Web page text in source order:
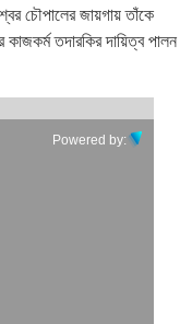
চৌপালের জায়গায় তাঁকে
তদারকির দায়িত্ব পালন
Powered by: